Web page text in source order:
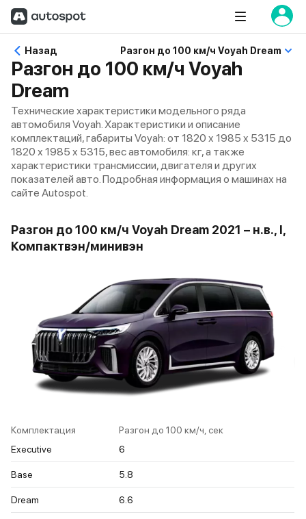
Назад Разгон до 100 км/ч Voyah Dream
Разгон до 100 км/ч Voyah
Dream
Технические характеристики модельного ряда
автомобиля Voyah. Характеристики и описание
комплектаций, габариты Voyah: от 1820 x 1985 x 5315 до
1820 x 1985 x 5315, вес автомобиля: кг, а также
характеристики трансмиссии, двигателя и других
показателей авто. Подробная информация о машинах на
сайте Autospot.
Разгон до 100 км/ч Voyah Dream 2021 – н.в., I,
Компактвэн/минивэн
Комплектация
Разгон до 100 км/ч, сек
Executive
6
Base 5.8
Dream 6.6